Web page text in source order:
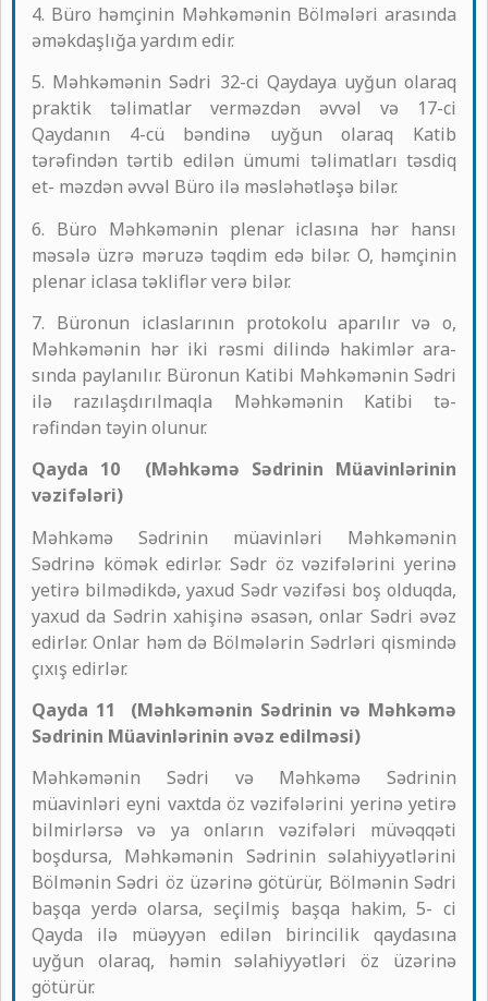
4. Büro həmçinin Məhkəmənin Bölmələri arasında
əməkdaşlığa yardım edir.
5. Məhkəmənin Sədri 32-ci Qaydaya uyğun olaraq
praktik təlimatlar verməzdən əvvəl və 17-ci
Qaydanın 4-cü bəndinə uyğun olaraq Katib
tərəfindən tərtib edilən ümumi təlimatları təsdiq
et- məzdən əvvəl Büro ilə məsləhətləşə bilər.
6. Büro Məhkəmənin plenar iclasına hər hansı
məsələ üzrə məruzə təqdim edə bilər. O, həmçinin
plenar iclasa təkliflər verə bilər.
7. Büronun iclaslarının protokolu aparılır və o,
Məhkəmənin hər iki rəsmi dilində hakimlər ara-
sında paylanılır. Büronun Katibi Məhkəmənin Sədri
ilə razılaşdırılmaqla Məhkəmənin Katibi tə-
rəfindən təyin olunur.
Qayda 10 (Məhkəmə Sədrinin Müavinlərinin
vəzifələri)
Məhkəmə Sədrinin müavinləri Məhkəmənin
Sədrinə kömək edirlər. Sədr öz vəzifələrini yerinə
yetirə bilmədikdə, yaxud Sədr vəzifəsi boş olduqda,
yaxud da Sədrin xahişinə əsasən, onlar Sədri əvəz
edirlər. Onlar həm də Bölmələrin Sədrləri qismində
çıxış edirlər.
Qayda 11 (Məhkəmənin Sədrinin və Məhkəmə
Sədrinin Müavinlərinin əvəz edilməsi)
Məhkəmənin Sədri və Məhkəmə Sədrinin
müavinləri eyni vaxtda öz vəzifələrini yerinə yetirə
bilmirlərsə və ya onların vəzifələri müvəqqəti
boşdursa, Məhkəmənin Sədrinin səlahiyyətlərini
Bölmənin Sədri öz üzərinə götürür, Bölmənin Sədri
başqa yerdə olarsa, seçilmiş başqa hakim, 5- ci
Qayda ilə müəyyən edilən birincilik qaydasına
uyğun olaraq, həmin səlahiyyətləri öz üzərinə
götürür.